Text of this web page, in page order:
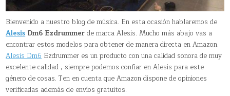
Bienvenido a nuestro blog de música. En esta ocasión hablaremos de
AlesisDm6 Ezdrummerde marca Alesis. Mucho más abajo vas a
encontrar estos modelos para obtener de manera directa en Amazon.
Alesis Dm6Ezdrummer es un producto con una calidad sonora de muy
excelente calidad , siempre podemos confiar en Alesis para este
género de cosas. Ten en cuenta que Amazon dispone de opiniones
verificadas además de envíos gratuitos.